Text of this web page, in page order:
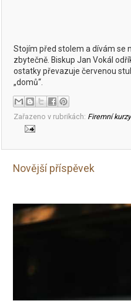
Stojím před stolem a dívám se
zbytečně. Biskup Jan Vokál
ostatky převazuje červenou
„domů“.
Zařazeno v rubrikách: Firemní kurzy
Novější příspěvek